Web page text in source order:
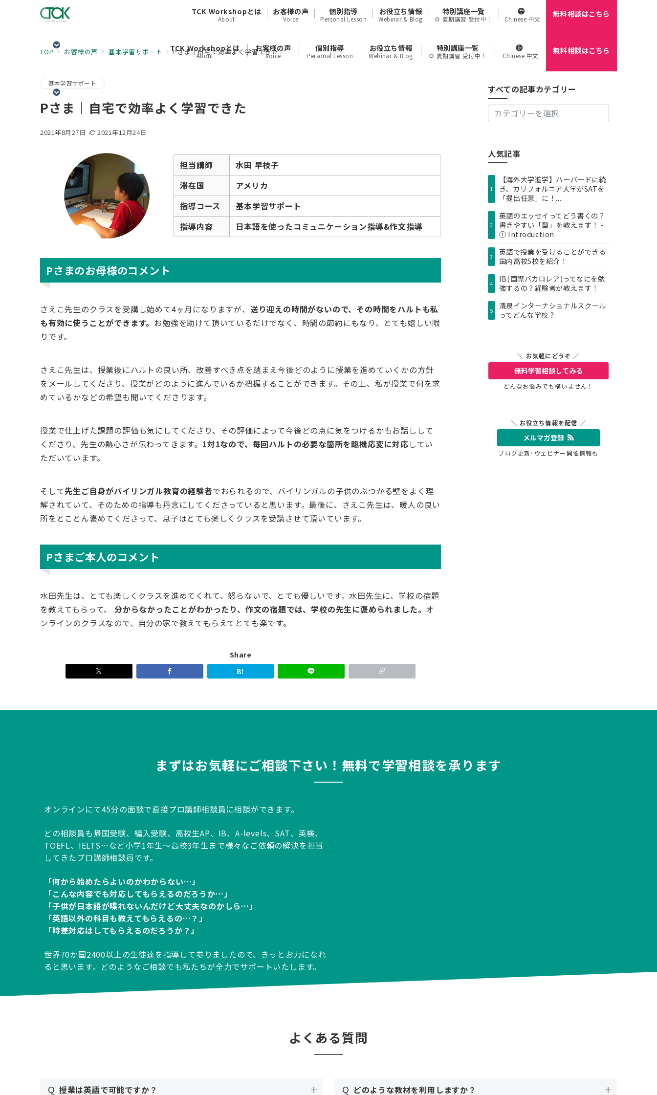
TCK Workshopとは
About
お客様の声
Voice
個別指導
Personal Lesson
お役立ち情報
Webinar & Blog
特別講座一覧
🌻 夏期講習 受付中！ Chinese 中文
無料相談はこちら
TCK Workshopとは
About
お客様の声
Voice
個別指導
Personal Lesson
お役立ち情報
Webinar & Blog
特別講座一覧
🌻 夏期講習 受付中！ Chinese 中文
無料相談はこちら
TOP お客様の声 基本学習サポート Pさま｜自宅で効率よく学習できた
基本学習サポート
Pさま｜自宅で効率よく学習できた
2021年8月27日 2021年12月24日
担当講師
水田 早枝子
滞在国
アメリカ
指導コース
基本学習サポート
指導内容
日本語を使ったコミュニケーション指導&作文指導
Pさまのお母様のコメント
さえこ先生のクラスを受講し始めて4ヶ月になりますが、 送り迎えの時間がないので、その時間をハルトも私
も有効に使うことができます。 お勉強を助けて頂いているだけでなく、時間の節約にもなり、とても嬉しい限
りです。
さえこ先生は、授業後にハルトの良い所、改善すべき点を踏まえ今後どのように授業を進めていくかの方針
をメールしてくださり、授業がどのように進んでいるか把握することができます。その上、私が授業で何を求
めているかなどの希望も聞いてくださります。
授業で仕上げた課題の評価も気にしてくださり、その評価によって今後どの点に気をつけるかもお話しして
くださり、先生の熱心さが伝わってきます。 1対1なので、毎回ハルトの必要な箇所を臨機応変に対応してい
ただいています。
そして先生ご自身がバイリンガル教育の経験者でおられるので、バイリンガルの子供のぶつかる壁をよく理
解されていて、そのための指導も丹念にしてくださっていると思います。最後に、さえこ先生は、暖人の良い
所をとことん褒めてくださって、息子はとても楽しくクラスを受講させて頂いています。
Pさまご本人のコメント
水田先生は、とても楽しくクラスを進めてくれて、怒らないで、とても優しいです。水田先生に、学校の宿題
を教えてもらって、 分からなかったことがわかったり、作文の宿題では、学校の先生に褒められました。 オ
ンラインのクラスなので、自分の家で教えてもらえてとても楽です。
Share
すべての記事カテゴリー
記
事
ー
人気記事
1
【海外大学進学】ハーバードに続
き、カリフォルニア大学がSATを
「提出任意」に！...
2
英語のエッセイってどう書くの？
書きやすい「型」を教えます！ -
① Introduction
3
英語で授業を受けることができる
国内高校5校を紹介！
4
IB(国際バカロレア)ってなにを勉
強するの？経験者が教えます！
5
清泉インターナショナルスクール
ってどんな学校？
＼ お気軽にどうぞ ／
無料学習相談してみる
どんなお悩みでも構いません！
＼ お役立ち情報を配信 ／
メルマガ登録
ブログ更新･ウェビナー開催情報も
まずはお気軽にご相談下さい！無料で学習相談を承ります
オンラインにて45分の面談で直接プロ講師相談員に相談ができます。
どの相談員も帰国受験、編入受験、高校生AP、IB、A-levels、SAT、英検、
TOEFL、IELTS…など小学1年生～高校3年生まで様々なご依頼の解決を担当
してきたプロ講師相談員です。
「何から始めたらよいのかわからない…」
「こんな内容でも対応してもらえるのだろうか…」
「子供が日本語が喋れないんだけど大丈夫なのかしら…」
「英語以外の科目も教えてもらえるの…？」
「時差対応はしてもらえるのだろうか？」
世界70か国2400以上の生徒達を指導して参りましたので、きっとお力になれ
ると思います。どのようなご相談でも私たちが全力でサポートいたします。
よくある質問
Q 授業は英語で可能ですか？ Q どのような教材を利用しますか？